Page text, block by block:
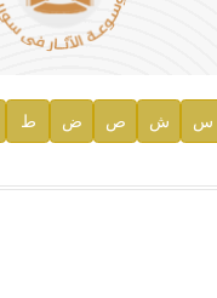
س ش ص ض ط